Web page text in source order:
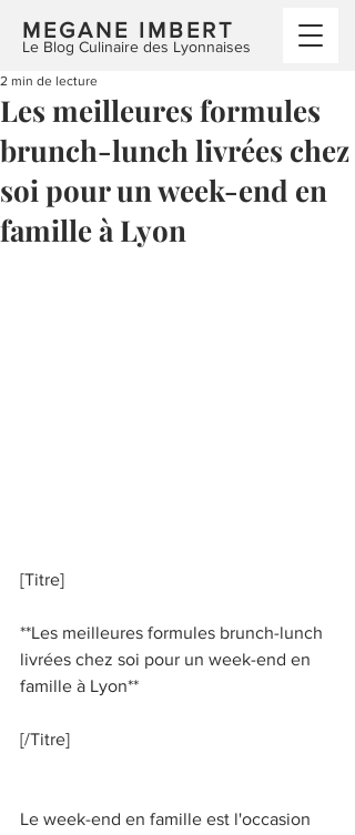
MEGANE IMBERT
Le Blog Culinaire des Lyonnaises
Les meilleures formules
brunch-lunch livrées chez
soi pour un week-end en
famille à Lyon
2 min de lecture
[Titre]
**Les meilleures formules brunch-lunch
livrées chez soi pour un week-end en
famille à Lyon**
[/Titre]
Le week-end en famille est l'occasion